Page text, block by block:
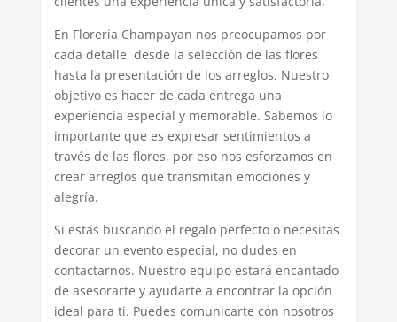
En Floreria Champayan nos preocupamos por
cada detalle, desde la selección de las flores
hasta la presentación de los arreglos. Nuestro
objetivo es hacer de cada entrega una
experiencia especial y memorable. Sabemos lo
importante que es expresar sentimientos a
través de las flores, por eso nos esforzamos en
crear arreglos que transmitan emociones y
alegría.
Si estás buscando el regalo perfecto o necesitas
decorar un evento especial, no dudes en
contactarnos. Nuestro equipo estará encantado
de asesorarte y ayudarte a encontrar la opción
ideal para ti. Puedes comunicarte con nosotros